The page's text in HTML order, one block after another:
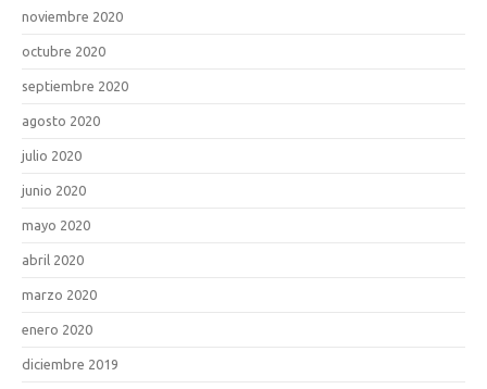
noviembre 2020
octubre 2020
septiembre 2020
agosto 2020
julio 2020
junio 2020
mayo 2020
abril 2020
marzo 2020
enero 2020
diciembre 2019